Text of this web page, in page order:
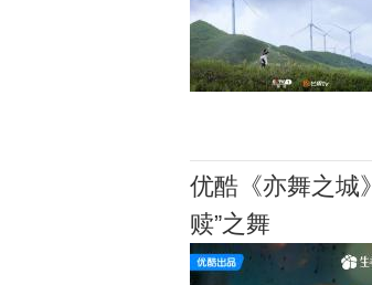
优酷《亦舞之城
赎”之舞